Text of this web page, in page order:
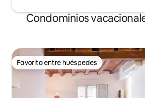
Condominios
Favorito entre huéspedes
Favorito entre huéspedes